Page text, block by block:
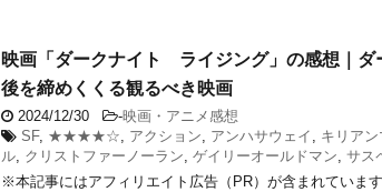
映画「ダークナイト ライジング」の感想｜ダ
後を締めくくる観るべき映画
2024/12/30 -映画・アニメ感想
SF, ★★★★☆, アクション, アンハサウェイ , キリア
ル, クリストファーノーラン, ゲイリーオールドマン, サス
※本記事にはアフィリエイト広告（PR）が含まれていま